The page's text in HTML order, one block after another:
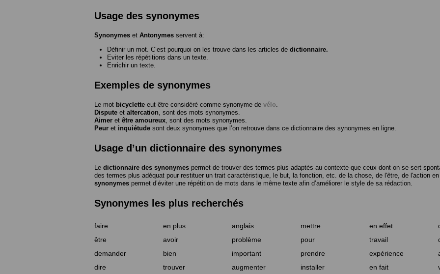
Usage des synonymes
Synonymes et Antonymes servent à:
Définir un mot. C’est pourquoi on les trouve dans les articles de dictionnaire.
Eviter les répétitions dans un texte.
Enrichir un texte.
Exemples de synonymes
Le mot bicyclette eut être considéré comme synonyme de vélo
Dispute et altercation , sont des mots synonymes.
Aimer et être amoureux , sont des mots synonymes.
Peur et inquiétude sont deux synonymes que l’on retrouve dans ce dictionnaire des synonymes en ligne.
Usage d’un dictionnaire des synonymes
Le dictionnaire des synonymes permet de trouver des termes plus adaptés au contexte que ceux dont on se sert
des termes plus adéquat pour restituer un trait caractéristique, le but, la fonction, etc. de la chose, de l'être, de l'action
synonymes permet d’éviter une répétition de mots dans le même texte afin d’améliorer le style de sa rédaction.
Synonymes les plus recherchés
faire en plus anglais mettre en effet
être
avoir problème pour travail
demander
bien important prendre expérience
dire
trouver augmenter installer en fait